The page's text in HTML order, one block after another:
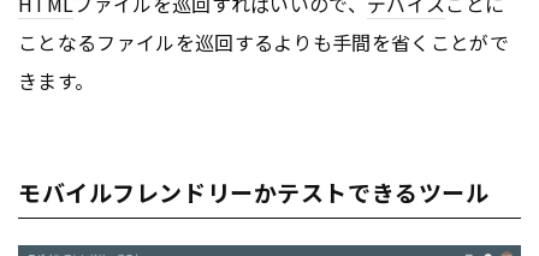
ことなるファイルを巡回するよりも手間を省くことがで
きます。
モバイルフレンドリーかテストできるツール